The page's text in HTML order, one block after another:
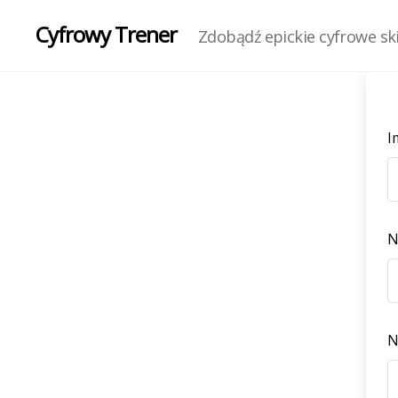
Cyfrowy Trener Zdobądź epickie cyfrowe